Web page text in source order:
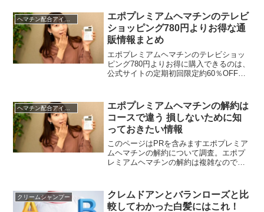
す。原因によって対策が違いますが、こ
ちらでは簡単に対策できる方法でゴワゴ
ワ髪から卒業して、憧れのサラツヤ髪に
なりましょう！
ヘマチン配合アイテム
エポプレミアムヘマチンのテレビ
ショッピング780円よりお得な通
販情報まとめ
エポプレミアムヘマチンのテレビショッ
ピング780円よりお得に購入できるのは、
公式サイトの定期初回限定約60％OFFの
り内容量が多く結果的にお得です。30日
間の全額返金票付きなので、万が一合わ
なかったときも損はありませんね。
ヘマチン配合アイテム
エポプレミアムヘマチンの解約は
コースで違う 損しないために知
っておきたい情報
このページはPRを含みますエポプレミア
ムヘマチンの解約について調査。エポプ
レミアムヘマチンの解約は複雑なので知
定期コースへの申し込みが完了。定期便
は定価より安いので損は...
クリームシャンプー
クレムドアンとバランローズと比
較してわかった白髪にはこれ！